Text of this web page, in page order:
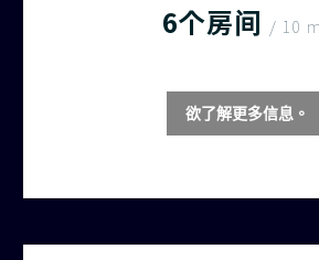
6个房间 / 10
欲了解更多信息。